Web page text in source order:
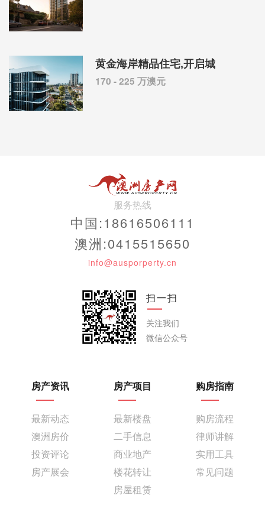
黄金海岸精品住宅,开启城
170 - 225 万澳元
服务热线
中国:18616506111
澳洲:0415515650
info@ausporperty.cn
扫一扫
关注我们
微信公众号
房产资讯
最新动态
澳洲房价
投资评论
房产展会
房产项目
最新楼盘
二手信息
商业地产
楼花转让
房屋租赁
购房指南
购房流程
律师讲解
实用工具
常见问题